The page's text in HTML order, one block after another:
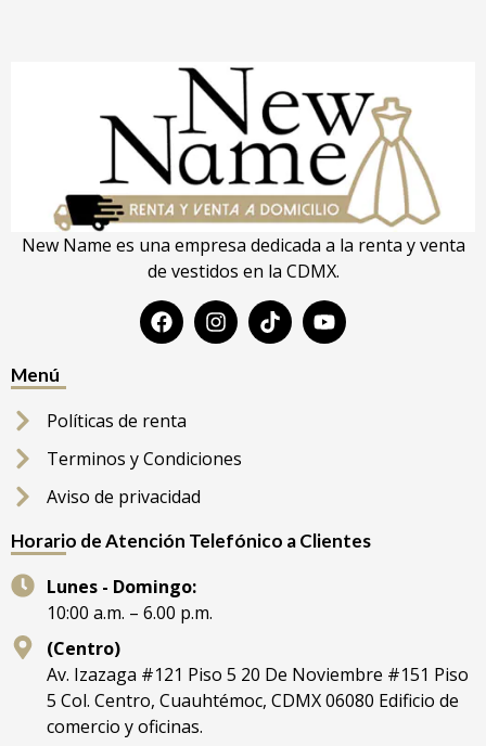
New Name es una empresa dedicada a la renta y venta
de vestidos en la CDMX.
Menú
Políticas de renta
Terminos y Condiciones
Aviso de privacidad
Horario de Atención Telefónico a Clientes
Lunes - Domingo:
10:00 a.m. – 6.00 p.m.
(Centro)
Av. Izazaga #121 Piso 5 20 De Noviembre #151 Piso
5 Col. Centro, Cuauhtémoc, CDMX 06080 Edificio de
comercio y oficinas.